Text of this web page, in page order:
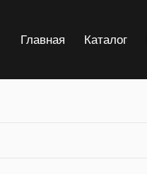
Главная Каталог